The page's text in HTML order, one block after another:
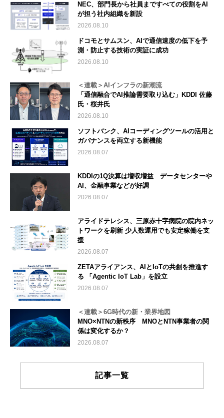
NEC、部門長から社員まですべての役割をAI
が担う社内組織を新設
2026.08.10
ドコモとサムスン、AIで通信速度の低下を予
測・防止する技術の実証に成功
2026.08.10
＜連載＞AIインフラの新潮流
「通信融合でAI推論需要取り込む」KDDI 佐藤
氏・桜井氏
2026.08.10
ソフトバンク、AIコーディングツールの活用と
ガバナンスを両立する新機能
2026.08.07
KDDIの1Q決算は増収増益 データセンターや
AI、金融事業などが好調
2026.08.07
アライドテレシス、三原赤十字病院の院内ネッ
トワークを刷新 少人数運用でも安定稼働を支
援
2026.08.07
ZETAアライアンス、AIとIoTの共創を推進す
る 「Agentic IoT Lab」を設立
2026.08.07
＜連載＞6G時代の新・業界地図
MNO×NTNの新秩序 MNOとNTN事業者の関
係は変化するか？
2026.08.07
記事一覧